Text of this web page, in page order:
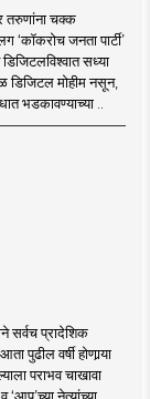
तरुणांना चक्क
‌‘कॉकरोच जनता पार्टी’
सध्या
मोहीम नसून,
भडकावण्याच्या ..
सर्वच प्रादेशिक
पुढील वर्षी होणार्‍या
पराभव चाखावा